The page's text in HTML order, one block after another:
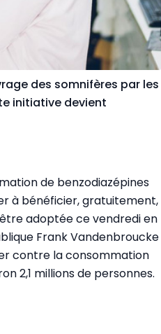
des somnifères par les
initiative devient
de benzodiazépines
à bénéficier, gratuitement,
adoptée ce vendredi en
Frank Vandenbroucke
contre la consommation
2,1 millions de personnes.